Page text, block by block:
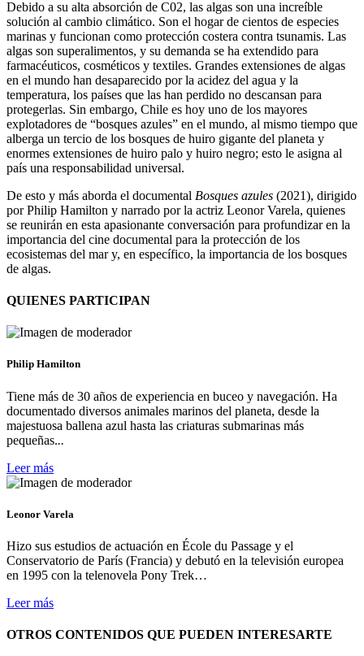
Debido a su alta absorción de C02, las algas son una increíble
solución al cambio climático. Son el hogar de cientos de especies
marinas y funcionan como protección costera contra tsunamis. Las
algas son superalimentos, y su demanda se ha extendido para
farmacéuticos, cosméticos y textiles. Grandes extensiones de algas
en el mundo han desaparecido por la acidez del agua y la
temperatura, los países que las han perdido no descansan para
protegerlas. Sin embargo, Chile es hoy uno de los mayores
explotadores de “bosques azules” en el mundo, al mismo tiempo que
alberga un tercio de los bosques de huiro gigante del planeta y
enormes extensiones de huiro palo y huiro negro; esto le asigna al
país una responsabilidad universal.
De esto y más aborda el documental Bosques azules (2021), dirigido
por Philip Hamilton y narrado por la actriz Leonor Varela, quienes
se reunirán en esta apasionante conversación para profundizar en la
importancia del cine documental para la protección de los
ecosistemas del mar y, en específico, la importancia de los bosques
de algas.
QUIENES PARTICIPAN
Philip Hamilton
Tiene más de 30 años de experiencia en buceo y navegación. Ha
documentado diversos animales marinos del planeta, desde la
majestuosa ballena azul hasta las criaturas submarinas más
pequeñas...
Leer más
Leonor Varela
Hizo sus estudios de actuación en École du Passage y el
Conservatorio de París (Francia) y debutó en la televisión europea
en 1995 con la telenovela Pony Trek…
Leer más
OTROS CONTENIDOS QUE PUEDEN INTERESARTE